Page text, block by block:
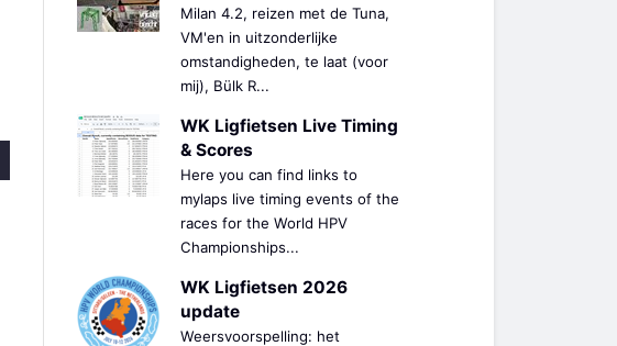
Milan 4.2, reizen met de Tuna,
VM'en in uitzonderlijke
omstandigheden, te laat (voor
mij), Bülk R...
WK Ligfietsen Live Timing
& Scores
Here you can find links to
mylaps live timing events of the
races for the World HPV
Championships...
WK Ligfietsen 2026
update
Weersvoorspelling: het